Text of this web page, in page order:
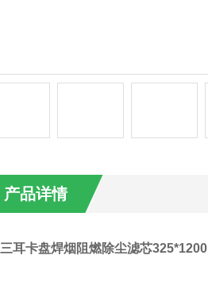
产品详情
三耳卡盘焊烟阻燃除尘滤芯325*1200